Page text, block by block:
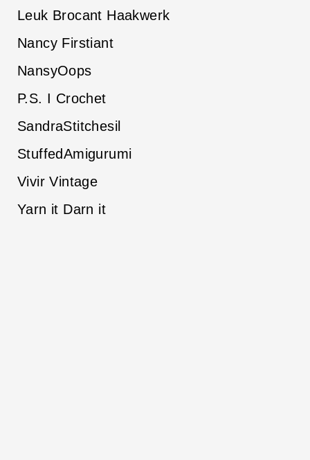
Leuk Brocant Haakwerk
Nancy Firstiant
NansyOops
P.S. I Crochet
SandraStitchesil
StuffedAmigurumi
Vivir Vintage
Yarn it Darn it